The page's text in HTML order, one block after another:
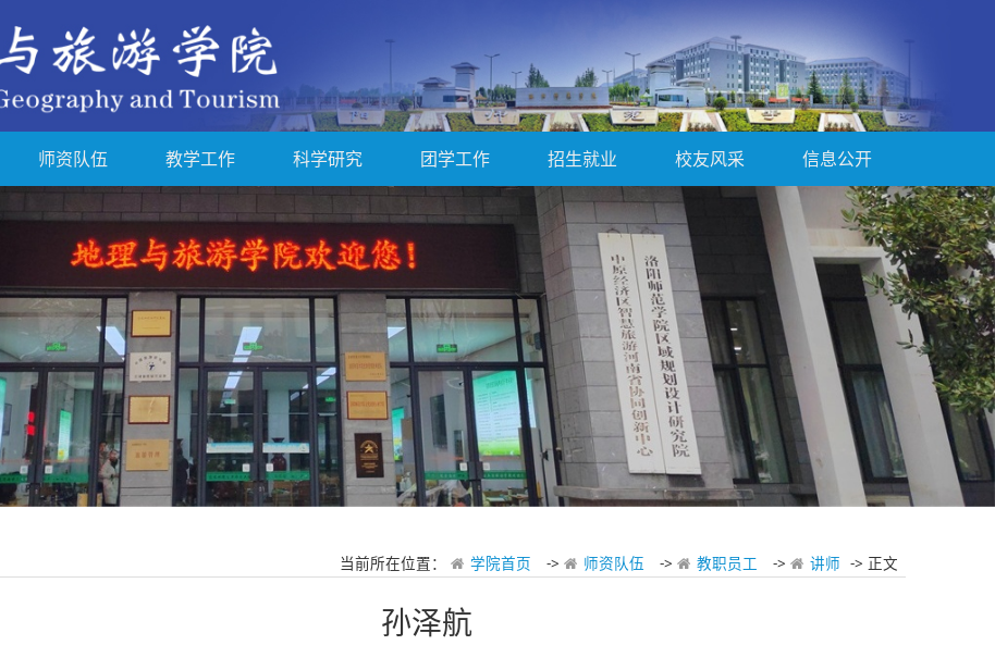
师资队伍 教学工作 科学研究 团学工作 招生就业 校友风采 信息公开
当前所在位置： 学院首页 -> 师资队伍 -> 教职员工 -> 讲师 -> 正文
孙泽航